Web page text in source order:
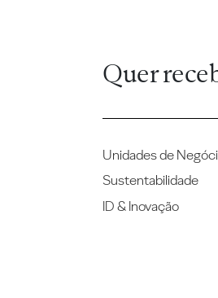
Quer
Unidades de
Sustentabilidade
ID & Inovação